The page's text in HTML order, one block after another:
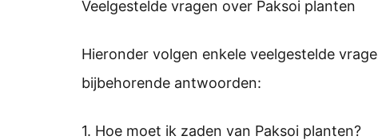
Veelgestelde vragen over Paksoi planten
Hieronder volgen enkele veelgestelde
bijbehorende antwoorden:
1. Hoe moet ik zaden van Paksoi planten?